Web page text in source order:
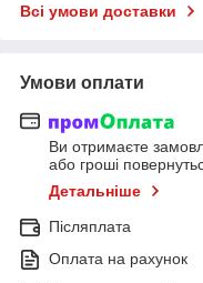
Всі умови доставки
Умови оплати
Ви отримаєте
або гроші
Детальніше
Післяплата
Оплата на рахунок